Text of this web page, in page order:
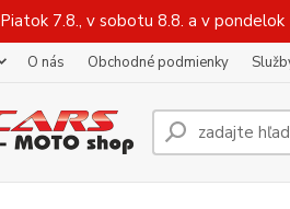
Piatok 7.8., v sobotu 8.8. a v
O nás Obchodné podmienky